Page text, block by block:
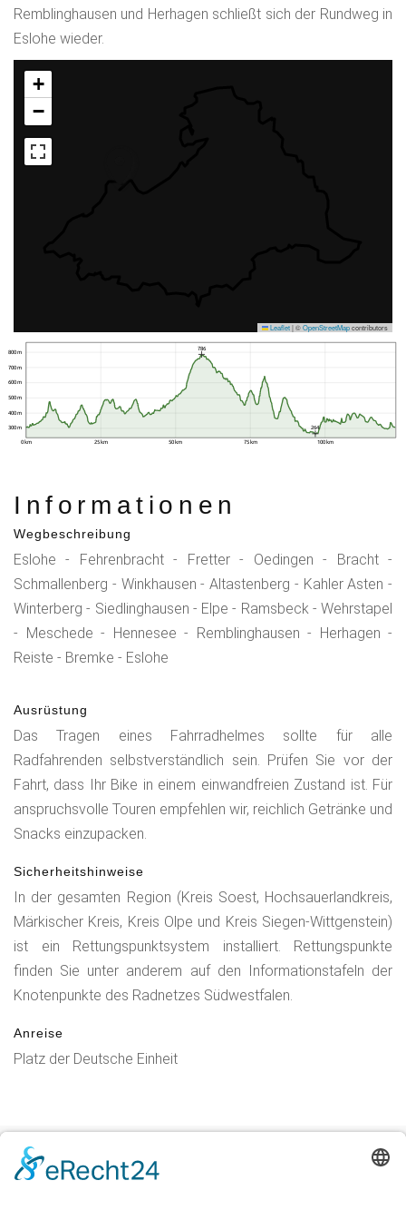
Remblinghausen und Herhagen schließt sich der Rundweg in
Eslohe wieder.
+
−
Leaflet|©OpenStreetMapcontributors
0 km 25 km 50 km 75 km 100 km
300 m
400 m
500 m
600 m
700 m
800 m
264
786
Informationen
Wegbeschreibung
Eslohe - Fehrenbracht - Fretter - Oedingen - Bracht -
Schmallenberg - Winkhausen - Altastenberg - Kahler Asten -
Winterberg - Siedlinghausen - Elpe - Ramsbeck - Wehrstapel
- Meschede - Hennesee - Remblinghausen - Herhagen -
Reiste - Bremke - Eslohe
Ausrüstung
Das Tragen eines Fahrradhelmes sollte für alle
Radfahrenden selbstverständlich sein. Prüfen Sie vor der
Fahrt, dass Ihr Bike in einem einwandfreien Zustand ist. Für
anspruchsvolle Touren empfehlen wir, reichlich Getränke und
Snacks einzupacken.
Sicherheitshinweise
In der gesamten Region (Kreis Soest, Hochsauerlandkreis,
Märkischer Kreis, Kreis Olpe und Kreis Siegen-Wittgenstein)
ist ein Rettungspunktsystem installiert. Rettungspunkte
finden Sie unter anderem auf den Informationstafeln der
Knotenpunkte des Radnetzes Südwestfalen.
Anreise
Platz der Deutsche Einheit